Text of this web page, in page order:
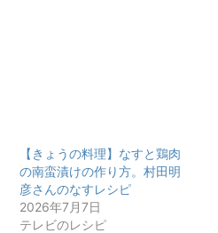
【きょうの料理】なすと鶏肉
の南蛮漬けの作り方。村田明
彦さんのなすレシピ
2026年7月7日
テレビのレシピ